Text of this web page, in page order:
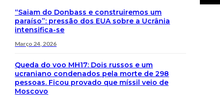
“Saiam do Donbass e construiremos um
paraíso”: pressão dos EUA sobre a Ucrânia
intensifica-se
Março 24, 2026
Queda do voo MH17: Dois russos e um
ucraniano condenados pela morte de 298
pessoas. Ficou provado que míssil veio de
Moscovo